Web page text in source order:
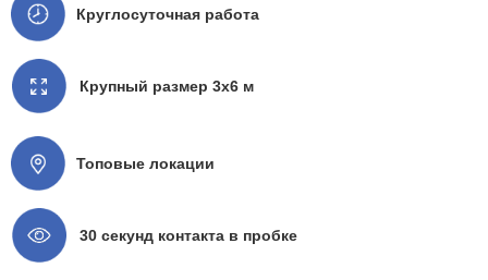
Круглосуточная работа
Крупный размер 3x6 м
Топовые локации
30 секунд контакта в пробке